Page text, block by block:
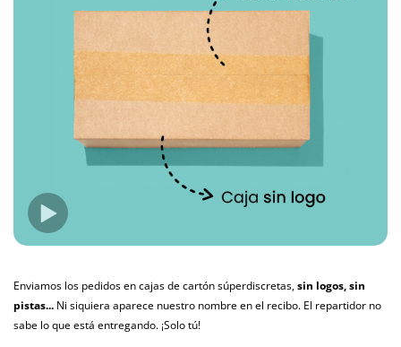
Enviamos los pedidos en cajas de cartón súperdiscretas,sin logos, sin
pistas... Ni siquiera aparece nuestro nombre en el recibo. El repartidor no
sabe lo que está entregando. ¡Solo tú!